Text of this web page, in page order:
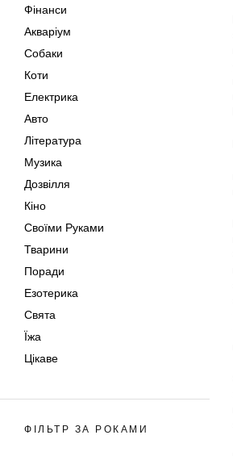
Фінанси
Акваріум
Собаки
Коти
Електрика
Авто
Література
Музика
Дозвілля
Кіно
Своїми Руками
Тварини
Поради
Езотерика
Свята
Їжа
Цікаве
ФІЛЬТР ЗА РОКАМИ